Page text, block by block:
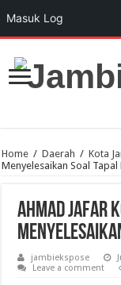
Home / Daerah / Kota
Menyelesaikan Soal Tapal
Ahmad Jafar
jambiekspose
Leave a comment
Masuk Log